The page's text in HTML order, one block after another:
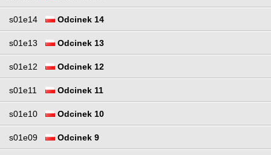
s01e14 Odcinek 14
s01e13 Odcinek 13
s01e12 Odcinek 12
s01e11 Odcinek 11
s01e10 Odcinek 10
s01e09 Odcinek 9